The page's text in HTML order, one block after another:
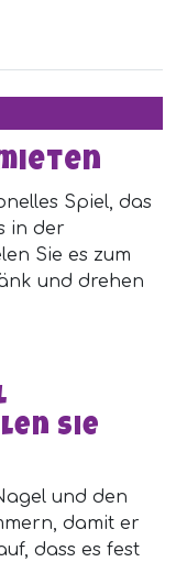
Spiel, das
in der
Sie es zum
und drehen
Sie
und den
damit er
dass es fest